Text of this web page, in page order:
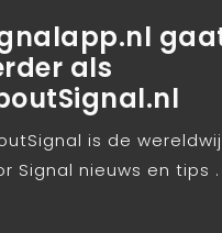
als
is de
Signal nieuws en tips .